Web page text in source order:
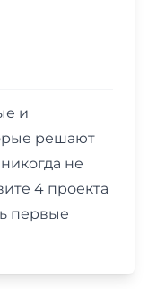
и
решают
не
4 проекта
первые